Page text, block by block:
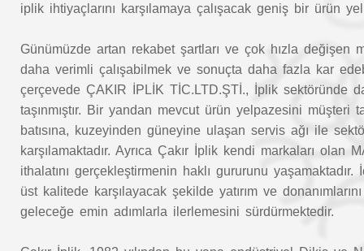
iplik ihtiyaçlarını karşılamaya çalışacak geniş bir ürün
Günümüzde artan rekabet şartları ve çok hızla değişen
daha verimli çalışabilmek ve sonuçta daha fazla kar
çerçevede ÇAKIR İPLİK TİC.LTD.ŞTİ., İplik sektöründe
taşınmıştır. Bir yandan mevcut ürün yelpazesini
batısına, kuzeyinden güneyine ulaşan servis ağı ile
karşılamaktadır. Ayrıca Çakır İplik kendi markaları
ithalatını gerçekleştirmenin haklı gururunu
üst kalitede karşılayacak şekilde yatırım ve
geleceğe emin adımlarla ilerlemesini sürdürmektedir.